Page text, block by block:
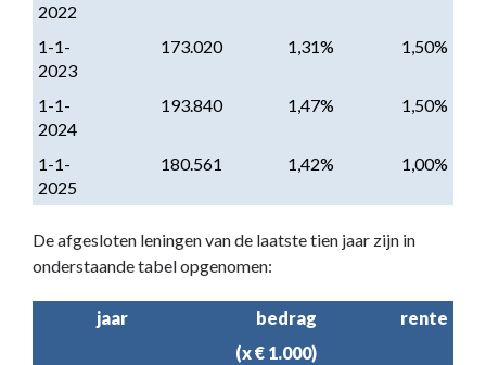
2022
1-1-
2023
173.020 1,31% 1,50%
1-1-
2024
193.840 1,47% 1,50%
1-1-
2025
180.561 1,42% 1,00%
De afgesloten leningen van de laatste tien jaar zijn in
onderstaande tabel opgenomen:
jaar bedrag
rente
(x € 1.000)